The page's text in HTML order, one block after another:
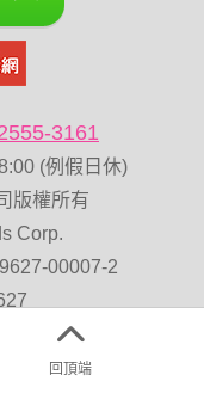
調味綜合果
全聯 海苔
22入 無添加
穀物棒
珍味雙果
3161
(例假日休)
版權所有
Corp.
00007-2
段148號
回頂端